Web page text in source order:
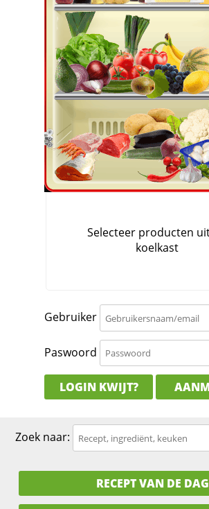
Gebruiker
Paswoord
LOGIN KWIJT?
Zoek naar:
RECEPT VAN DE DAG